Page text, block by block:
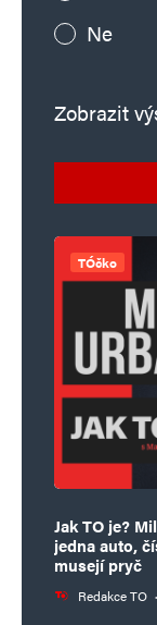
Ne
Zobrazit
TÓčko
Jak TO je?
jedna auto,
musejí pryč
Redakce TO ·